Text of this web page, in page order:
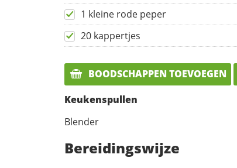
1 kleine rode peper
20 kappertjes
BOODSCHAPPEN TOEVOEGEN
Keukenspullen
Blender
Bereidingswijze